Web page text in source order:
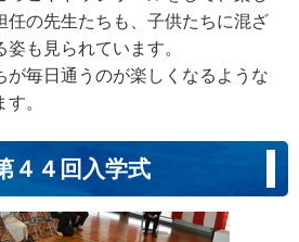
任の先生たちも、子供たちに混ざ
も見られています。
が毎日通うのが楽しくなるような
。
４回入学式